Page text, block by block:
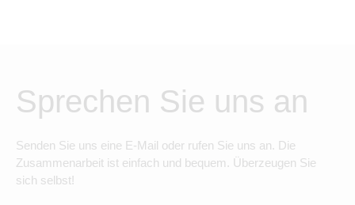
Sprechen Sie uns an
Senden Sie uns eine E-Mail oder rufen Sie uns an. Die
Zusammenarbeit ist einfach und bequem. Überzeugen Sie
sich selbst!